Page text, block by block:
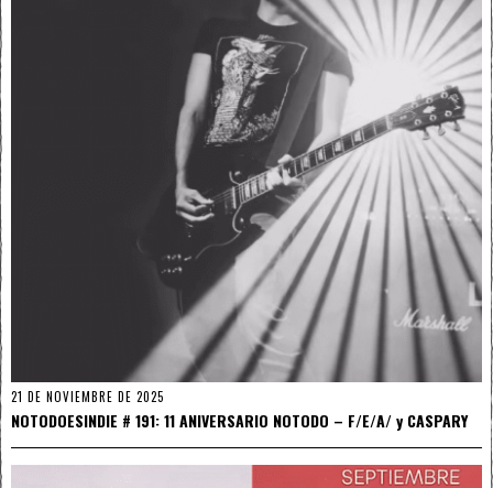
21 DE NOVIEMBRE DE 2025
NOTODOESINDIE # 191: 11 ANIVERSARIO NOTODO – F/E/A/ y CASPARY